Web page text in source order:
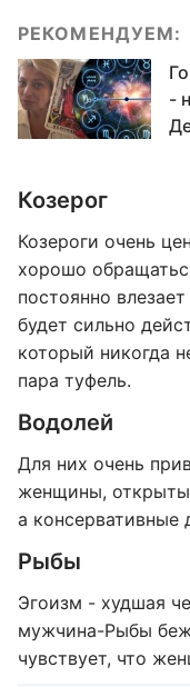
РЕКОМЕНДУЕМ:
-
Козерог
Козероги очень
хорошо
постоянно
будет сильно
который никогда
пара туфель.
Водолей
Для них очень
женщины,
а консервативные
Рыбы
Эгоизм - худшая
мужчина-Рыбы
чувствует, что